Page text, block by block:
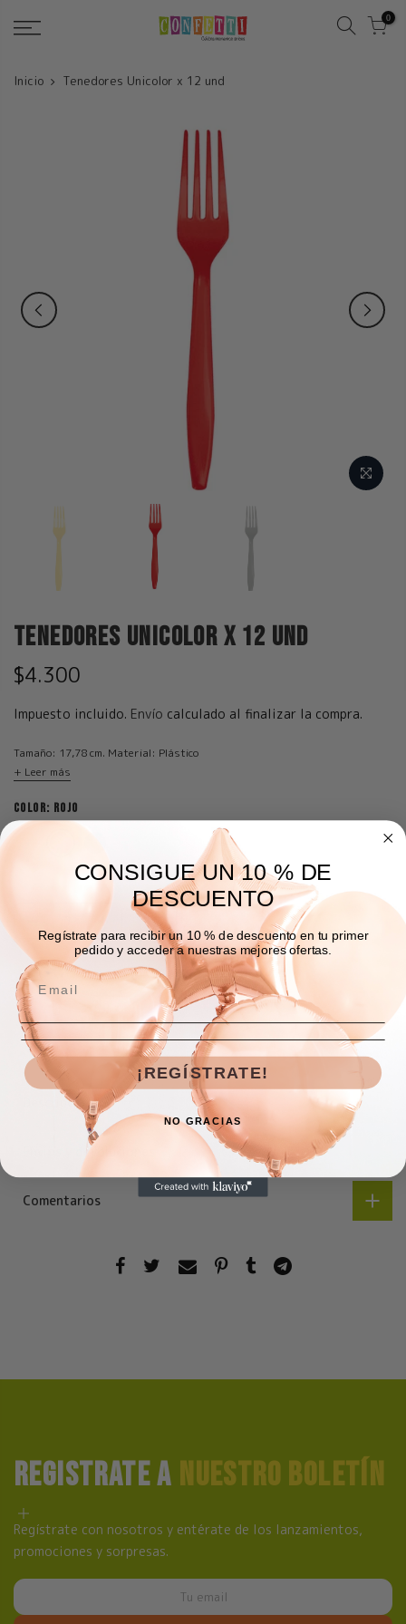
0
Inicio Tenedores Unicolor x 12 und
Tenedores Unicolor x 12 und
$4.300
Impuesto incluido. Envío calculado al finalizar la compra.
Tamaño: 17,78 cm. Material: Plástico
+ Leer más
COLOR: ROJO
AGREGAR A LA BOLSA
Descripción
Envíos y devoluciones
Comentarios
REGISTRATE A NUESTRO BOLETÍN
Regístrate con nosotros y entérate de los lanzamientos,
promociones y sorpresas.
CONSIGUE UN 10 % DE
DESCUENTO
Regístrate para recibir un 10 % de descuento en tu primer
pedido y acceder a nuestras mejores ofertas.
¡REGÍSTRATE!
NO GRACIAS